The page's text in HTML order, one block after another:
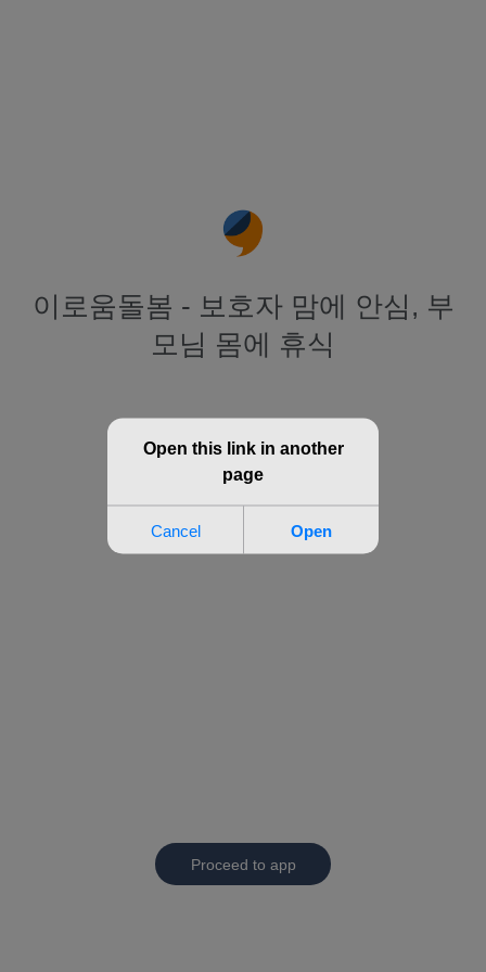
이로움돌봄 - 보호자 맘에 안심, 부
모님 몸에 휴식
Proceed to app